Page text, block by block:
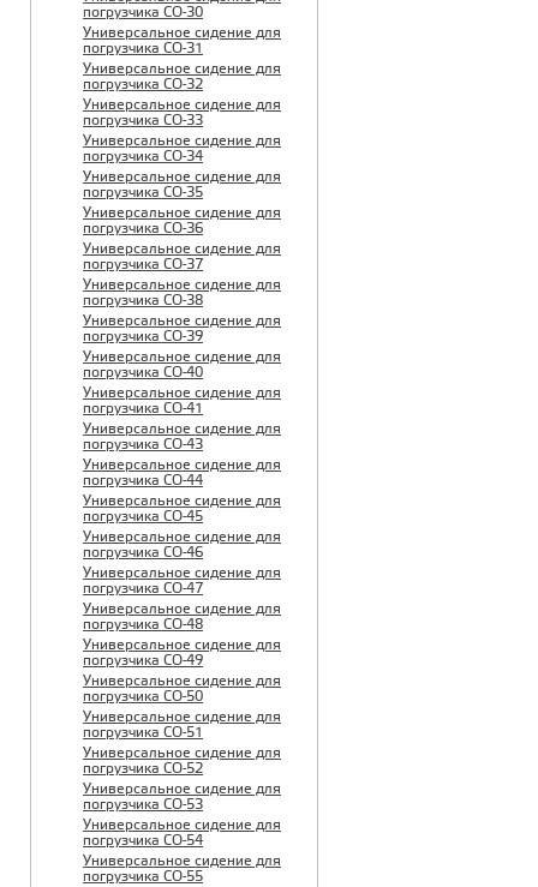
погрузчика CO-30
Универсальное сидение для
погрузчика CO-31
Универсальное сидение для
погрузчика CO-32
Универсальное сидение для
погрузчика CO-33
Универсальное сидение для
погрузчика CO-34
Универсальное сидение для
погрузчика CO-35
Универсальное сидение для
погрузчика CO-36
Универсальное сидение для
погрузчика CO-37
Универсальное сидение для
погрузчика CO-38
Универсальное сидение для
погрузчика CO-39
Универсальное сидение для
погрузчика CO-40
Универсальное сидение для
погрузчика CO-41
Универсальное сидение для
погрузчика CO-43
Универсальное сидение для
погрузчика CO-44
Универсальное сидение для
погрузчика CO-45
Универсальное сидение для
погрузчика CO-46
Универсальное сидение для
погрузчика CO-47
Универсальное сидение для
погрузчика CO-48
Универсальное сидение для
погрузчика CO-49
Универсальное сидение для
погрузчика CO-50
Универсальное сидение для
погрузчика CO-51
Универсальное сидение для
погрузчика CO-52
Универсальное сидение для
погрузчика CO-53
Универсальное сидение для
погрузчика CO-54
Универсальное сидение для
погрузчика CO-55